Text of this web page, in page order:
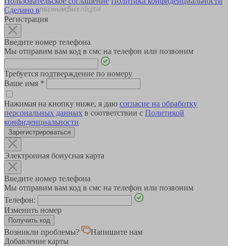
Сделано в
Регистрация
Введите номер телефона
Мы отправим вам код в смс на телефон или позвоним
Требуется подтверждение по номеру
Ваше имя *
Нажимая на кнопку ниже, я даю согласие на обработку
персональных данных в соответствии с Политикой
конфиденциальности
Зарегистрироваться
Электронная бонусная карта
Введите номер телефона
Мы отправим вам код в смс на телефон или позвоним
Телефон:
Изменить номер
Возникли проблемы?
Напишите нам
Добавление карты